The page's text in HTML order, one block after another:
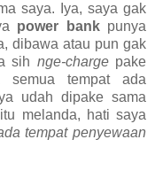
saya. Iya, saya gak
power bankpunya
dibawa atau pun gak
sih nge-chargepake
tempat ada
udah dipake sama
melanda, hati saya
tempat penyewaan